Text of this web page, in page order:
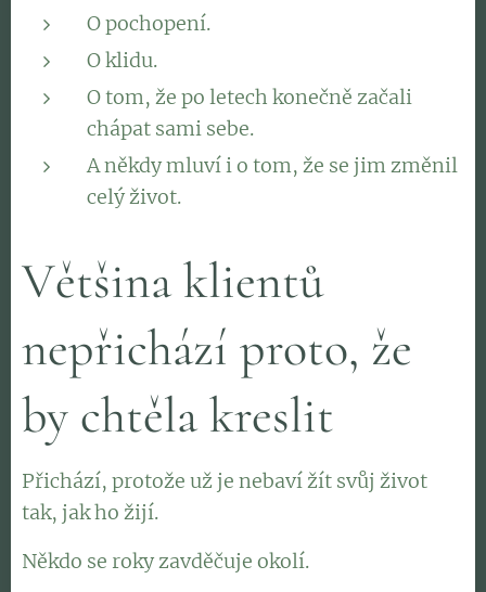
O pochopení.
O klidu.
O tom, že po letech konečně začali
chápat sami sebe.
A někdy mluví i o tom, že se jim změnil
celý život.
Většina klientů
nepřichází proto, že
by chtěla kreslit
Přichází, protože už je nebaví žít svůj život
tak, jak ho žijí.
Někdo se roky zavděčuje okolí.